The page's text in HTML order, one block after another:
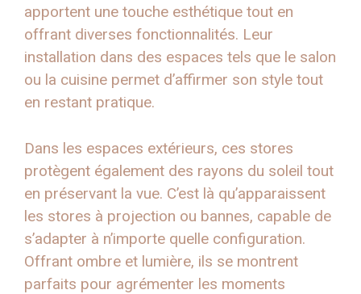
apportent une touche esthétique tout en
offrant diverses fonctionnalités. Leur
installation dans des espaces tels que le salon
ou la cuisine permet d’affirmer son style tout
en restant pratique.
Dans les espaces extérieurs, ces stores
protègent également des rayons du soleil tout
en préservant la vue. C’est là qu’apparaissent
les stores à projection ou bannes, capable de
s’adapter à n’importe quelle configuration.
Offrant ombre et lumière, ils se montrent
parfaits pour agrémenter les moments